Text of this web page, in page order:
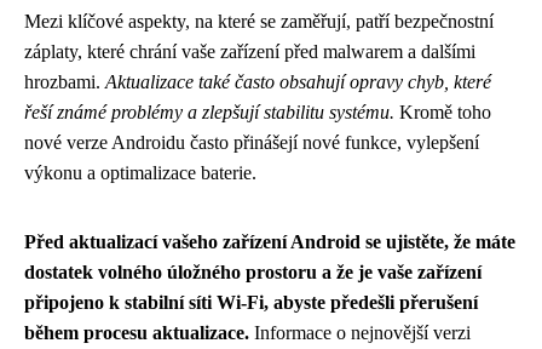
Mezi klíčové aspekty, na které se zaměřují, patří bezpečnostní
záplaty, které chrání vaše zařízení před malwarem a dalšími
hrozbami. Aktualizace také často obsahují opravy chyb, které
řeší známé problémy a zlepšují stabilitu systému. Kromě toho
nové verze Androidu často přinášejí nové funkce, vylepšení
výkonu a optimalizace baterie.
Před aktualizací vašeho zařízení Android se ujistěte, že máte
dostatek volného úložného prostoru a že je vaše zařízení
připojeno k stabilní síti Wi-Fi, abyste předešli přerušení
během procesu aktualizace. Informace o nejnovější verzi